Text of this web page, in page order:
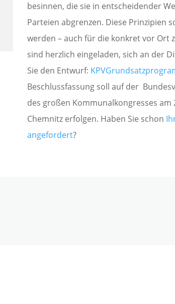
besinnen, die sie in entscheidender
Parteien abgrenzen. Diese Prinzipien
werden – auch für die konkret vor Ort
sind herzlich eingeladen, sich an der
Sie den Entwurf:
Beschlussfassung soll auf der
des großen Kommunalkongresses am
Chemnitz erfolgen. Haben Sie schon
angefordert?